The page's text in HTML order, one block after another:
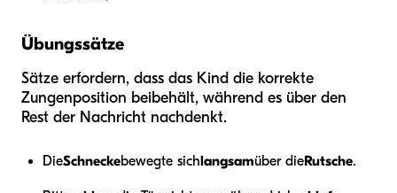
Übungssätze
Sätze erfordern, dass das Kind die korrekte
Zungenposition beibehält, während es über den
Rest der Nachricht nachdenkt.
DieSchneckebewegte sichlangsamüber dieRutsche.